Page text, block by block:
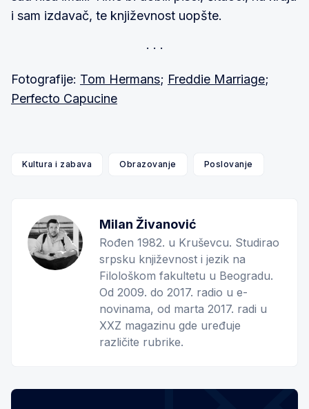
i sam izdavač, te književnost uopšte.
Fotografije: Tom Hermans; Freddie Marriage;
Perfecto Capucine
Kultura i zabava Obrazovanje Poslovanje
Milan Živanović
Rođen 1982. u Kruševcu. Studirao
srpsku književnost i jezik na
Filološkom fakultetu u Beogradu.
Od 2009. do 2017. radio u e-
novinama, od marta 2017. radi u
XXZ magazinu gde uređuje
različite rubrike.